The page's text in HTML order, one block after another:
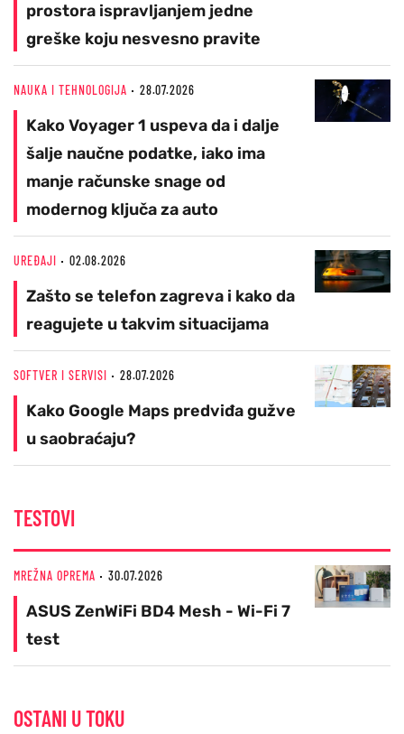
prostora ispravljanjem jedne
greške koju nesvesno pravite
NAUKA I TEHNOLOGIJA 28.07.2026
Kako Voyager 1 uspeva da i dalje
šalje naučne podatke, iako ima
manje računske snage od
modernog ključa za auto
UREĐAJI 02.08.2026
Zašto se telefon zagreva i kako da
reagujete u takvim situacijama
SOFTVER I SERVISI 28.07.2026
Kako Google Maps predviđa gužve
u saobraćaju?
TESTOVI
MREŽNA OPREMA 30.07.2026
ASUS ZenWiFi BD4 Mesh - Wi-Fi 7
test
OSTANI U TOKU